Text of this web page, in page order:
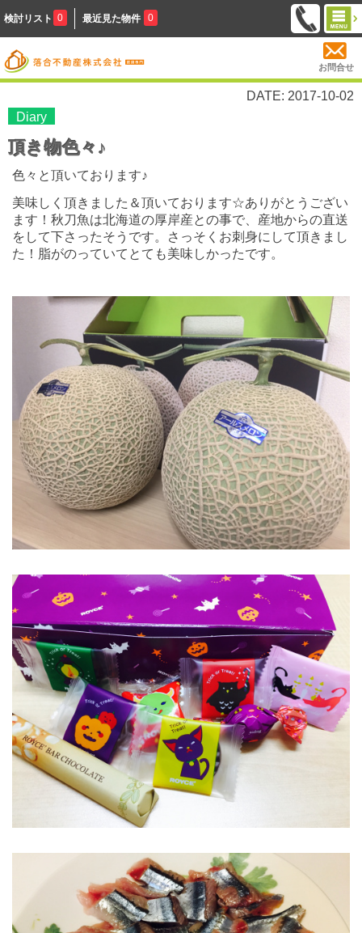
検討リスト 0 最近見た物件 0
お問合せ
DATE: 2017-10-02
Diary
頂き物色々♪
色々と頂いております♪
美味しく頂きました＆頂いております☆ありがとうござい
ます！ 秋刀魚は北海道の厚岸産との事で、産地からの直送
をして下さったそうです。さっそくお刺身にして頂きまし
た！脂がのっていてとても美味しかったです。